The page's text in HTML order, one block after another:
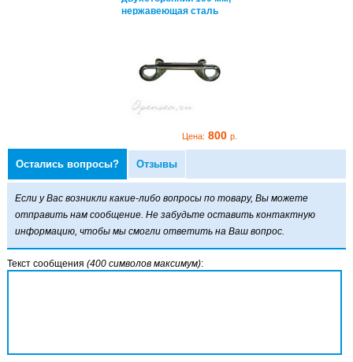
нержавеющая сталь
Цена: 800 р.
100 мм,
сталь
Остались вопросы? Отзывы
Если у Вас возникли какие-либо вопросы по товару, Вы можете
отправить нам сообщение. Не забудьте оставить контактную
информацию, чтобы мы смогли ответить на Ваш вопрос.
Текст сообщения (400 символов максимум):